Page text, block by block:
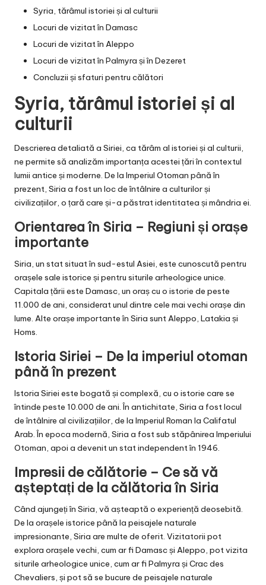
Syria, tărâmul istoriei și al culturii
Locuri de vizitat în Damasc
Locuri de vizitat în Aleppo
Locuri de vizitat în Palmyra și în Dezeret
Concluzii și sfaturi pentru călători
Syria, tărâmul istoriei și al
culturii
Descrierea detaliată a Siriei, ca tărâm al istoriei și al culturii,
ne permite să analizăm importanța acestei țări în contextul
lumii antice și moderne. De la Imperiul Otoman până în
prezent, Siria a fost un loc de întâlnire a culturilor și
civilizațiilor, o țară care și-a păstrat identitatea și mândria ei.
Orientarea în Siria – Regiuni și orașe
importante
Siria, un stat situat în sud-estul Asiei, este cunoscută pentru
orașele sale istorice și pentru siturile arheologice unice.
Capitala țării este Damasc, un oraș cu o istorie de peste
11.000 de ani, considerat unul dintre cele mai vechi orașe din
lume. Alte orașe importante în Siria sunt Aleppo, Latakia și
Homs.
Istoria Siriei – De la imperiul otoman
până în prezent
Istoria Siriei este bogată și complexă, cu o istorie care se
întinde peste 10.000 de ani. În antichitate, Siria a fost locul
de întâlnire al civilizațiilor, de la Imperiul Roman la Califatul
Arab. În epoca modernă, Siria a fost sub stăpânirea Imperiului
Otoman, apoi a devenit un stat independent în 1946.
Impresii de călătorie – Ce să vă
așteptați de la călătoria în Siria
Când ajungeți în Siria, vă așteaptă o experiență deosebită.
De la orașele istorice până la peisajele naturale
impresionante, Siria are multe de oferit. Vizitatorii pot
explora orașele vechi, cum ar fi Damasc și Aleppo, pot vizita
siturile arheologice unice, cum ar fi Palmyra și Crac des
Chevaliers, și pot să se bucure de peisajele naturale